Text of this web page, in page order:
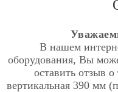
В нашем
оборудования, Вы
оставить отзыв
вертикальная 390 мм